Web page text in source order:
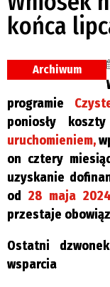
końca
Archiwum
programie
poniosły
uruchomieniem,
on cztery
uzyskanie
od 28 maja
przestaje
Ostatni
wsparcia